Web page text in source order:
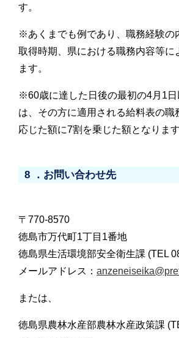
す。
※あくまでも例であり、職務経験の
取得時期、県における職務内容等に
ます。
※60歳に達した日後の最初の4月1
は、その方に適用される給料表の職
応じた額に7割を乗じた額となります
8 ．お問い合わせ先
〒770-8570
徳島市万代町1丁目1番地
徳島県生活環境部安全衛生課 (TEL
メールアドレス：
または、
徳島県農林水産部農林水産政策課